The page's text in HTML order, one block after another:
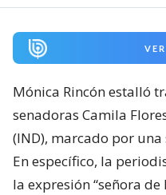
Mónica Rincón estalló
senadoras Camila
(IND), marcado por
En específico, la
la expresión “señora